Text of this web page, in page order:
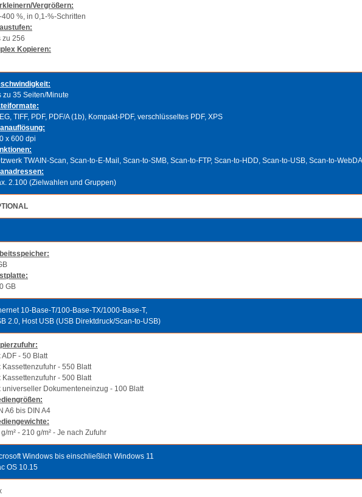
Vergrößern:
400 %, in 0,1-%-Schritten
zu 256
Kopieren:
zu 35 Seiten/Minute
TIFF, PDF, PDF/A (1b), Kompakt-PDF, verschlüsseltes PDF, XPS
x 600 dpi
TWAIN-Scan, Scan-to-E-Mail, Scan-to-SMB, Scan-to-FTP, Scan-to-HDD, Scan-to-USB, Scan-to-
2.100 (Zielwahlen und Gruppen)
GB
10-Base-T/100-Base-TX/1000-Base-T,
2.0, Host USB (USB Direktdruck/Scan-to-USB)
ADF - 50 Blatt
Kassettenzufuhr - 550 Blatt
Kassettenzufuhr - 500 Blatt
universeller Dokumenteneinzug - 100 Blatt
A6 bis DIN A4
m² - 210 g/m² - Je nach Zufuhr
Windows bis einschließlich Windows 11
OS 10.15